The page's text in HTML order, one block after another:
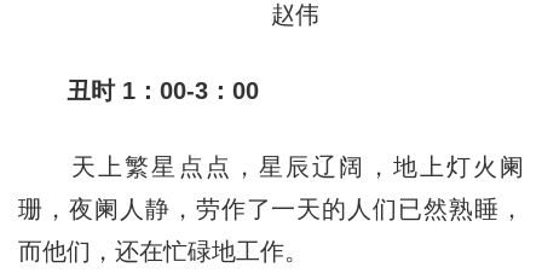
赵伟
丑时 1：00-3：00
天上繁星点点，星辰辽阔，地上灯火阑
珊，夜阑人静，劳作了一天的人们已然熟睡，
而他们，还在忙碌地工作。